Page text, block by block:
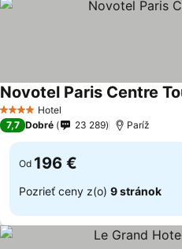
4 Počet hviezdičiek
Hotel
Novotel Paris Centre
7,7 Dobré 23 289 Paríž
Od 196 €
Pozrieť ceny z(o) 9 stránok